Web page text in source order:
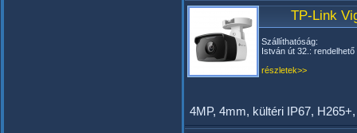
TP-Link
Szállíthatóság:
István út 32.: rendelhető
részletek>>
4MP, 4mm, kültéri IP67,